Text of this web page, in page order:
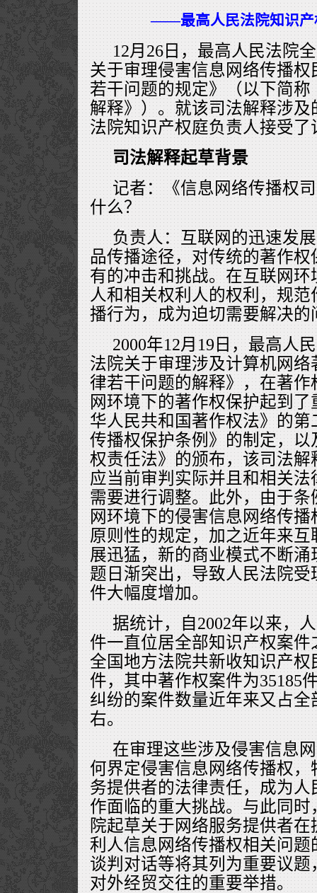
——最高人民法院知识产
12月26日，最高人民法院
关于审理侵害信息网络传播
若干问题的规定》（以下简
解释》）。就该司法解释涉
法院知识产权庭负责人接受了
司法解释起草背景
记者：《信息网络传播权
什么？
负责人：互联网的迅速发
品传播途径，对传统的著作
有的冲击和挑战。在互联网
人和相关权利人的权利，规
播行为，成为迫切需要解决的
2000年12月19日，最高人
法院关于审理涉及计算机网
律若干问题的解释》，在著
网环境下的著作权保护起到
华人民共和国著作权法》的
传播权保护条例》的制定，
权责任法》的颁布，该司法
应当前审判实际并且和相关
需要进行调整。此外，由于
网环境下的侵害信息网络传
原则性的规定，加之近年来
展迅猛，新的商业模式不断
题日渐突出，导致人民法院
件大幅度增加。
据统计，自2002年以来，
件一直位居全部知识产权案件
全国地方法院共新收知识产权
件，其中著作权案件为35185
纠纷的案件数量近年来又占全
右。
在审理这些涉及侵害信息
何界定侵害信息网络传播权
务提供者的法律责任，成为
作面临的重大挑战。与此同
院起草关于网络服务提供者
利人信息网络传播权相关问
谈判对话等将其列为重要议
对外经贸交往的重要举措。